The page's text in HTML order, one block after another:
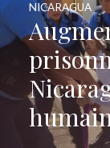
NICARAGUA